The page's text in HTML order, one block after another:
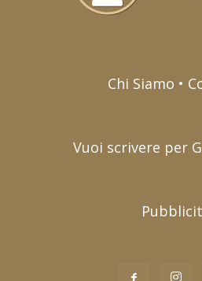
Chi Siamo •
Vuoi scrivere per